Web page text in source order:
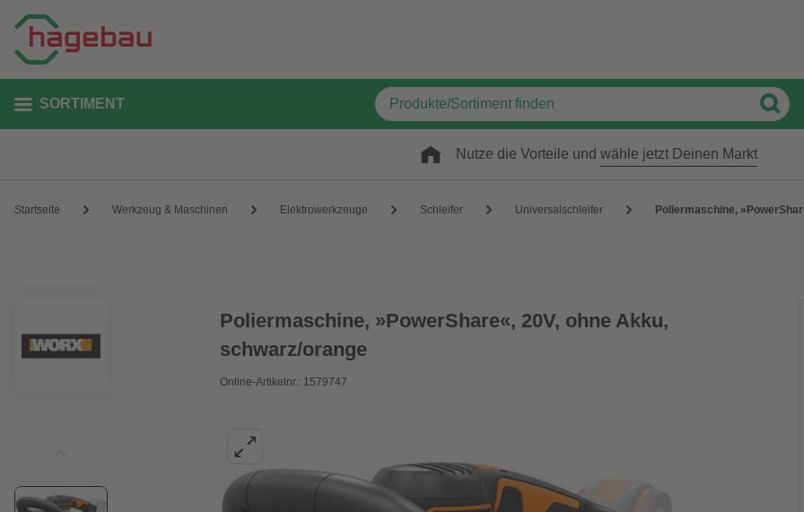
SORTIMENT
Nutze die Vorteile und wähle jetzt Deinen Markt
Startseite Werkzeug & Maschinen Elektrowerkzeuge Schleifer Universalschleifer Poliermaschine,
Poliermaschine, »PowerShare«, 20V, ohne Akku,
schwarz/orange
Online-Artikelnr.: 1579747